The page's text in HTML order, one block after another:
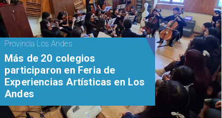
Provincia Los Andes
Más de 20 colegios
participaron en Feria de
Experiencias Artísticas en Los
Andes